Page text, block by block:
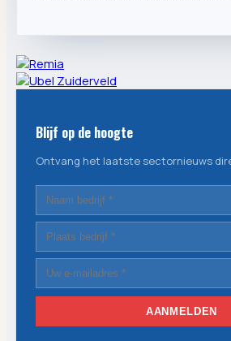
Blijf op de hoogte
Ontvang het laatste sectornieuws
AANMELDEN